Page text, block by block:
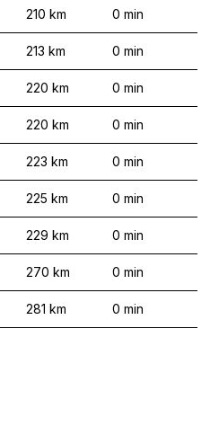
210 km 0 min
213 km 0 min
220 km 0 min
220 km 0 min
223 km 0 min
225 km 0 min
229 km 0 min
270 km 0 min
281 km 0 min